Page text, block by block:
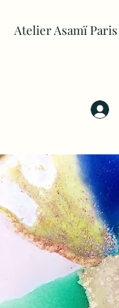
Atelier Asamï Paris